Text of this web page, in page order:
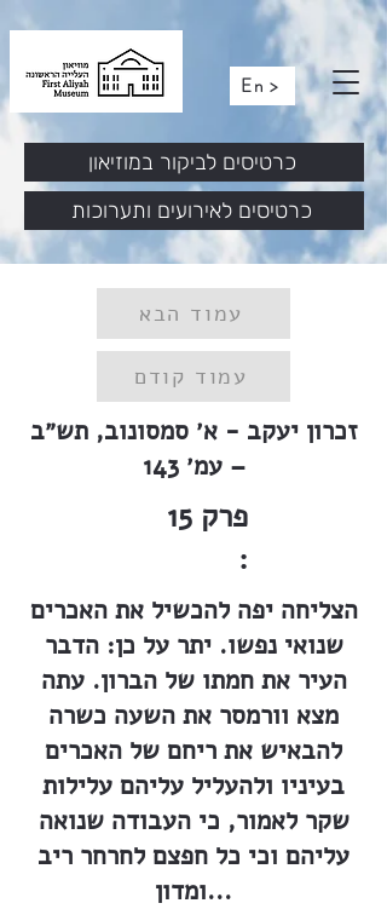
En >
כרטיסים לאירועים ותערוכות
כרטיסים לביקור במוזיאון
עמוד הבא
עמוד קודם
זכרון יעקב - א׳ סמסונוב, תש״ב
– עמ׳ 143
15 פרק
:
הצליחה יפה להכשיל את האכרים
שנואי נפשו. יתר על כן: הדבר
העיר את חמתו של הברון. עתה
מצא וורמסר את השעה כשרה
להבאיש את ריחם של האכרים
בעיניו ולהעליל עליהם עלילות
שקר לאמור, כי העבודה שנואה
עליהם וכי כל חפצם לחרחר ריב
ומדון...